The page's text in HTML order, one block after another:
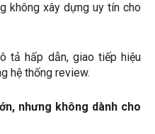
không xây dựng uy tín cho
tả hấp dẫn, giao tiếp hiệu
hệ thống review.
nhưng không dành cho